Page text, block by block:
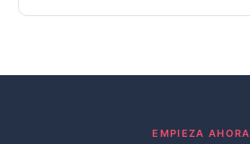
EMPIEZA AHORA